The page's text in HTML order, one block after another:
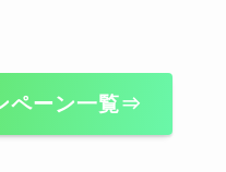
ペーン一覧⇒